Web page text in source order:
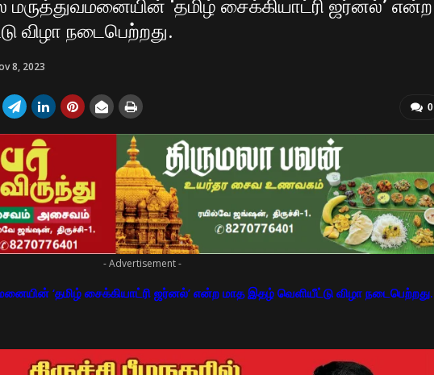
மருத்துவமனையின் ‘தமிழ் சைக்கியாட்ரி ஜர்னல்’ என்ற
விழா நடைபெற்றது.
8, 2023
0
- Advertisement -
‘தமிழ் சைக்கியாட்ரி ஜர்னல்’ என்ற மாத இதழ் வெளியீட்டு விழா நடைபெற்றது.